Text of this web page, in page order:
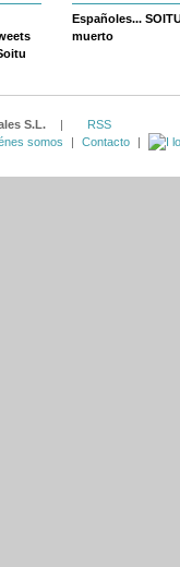
Españoles...
muerto
S.L. |
RSS
somos | Contacto |